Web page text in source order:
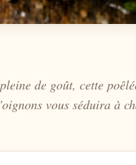
de goût, cette
vous séduira à